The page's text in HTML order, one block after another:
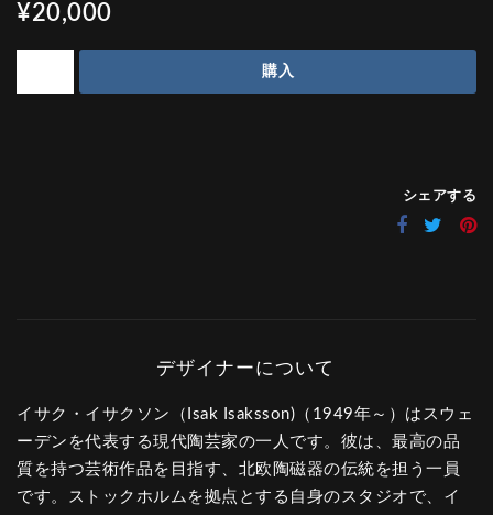
¥20,000
購入
シェアする
イサク・イサクソン（Isak Isaksson)（1949年～）はスウェ
ーデンを代表する現代陶芸家の一人です。彼は、最高の品
質を持つ芸術作品を目指す、北欧陶磁器の伝統を担う一員
です。ストックホルムを拠点とする自身のスタジオで、イ